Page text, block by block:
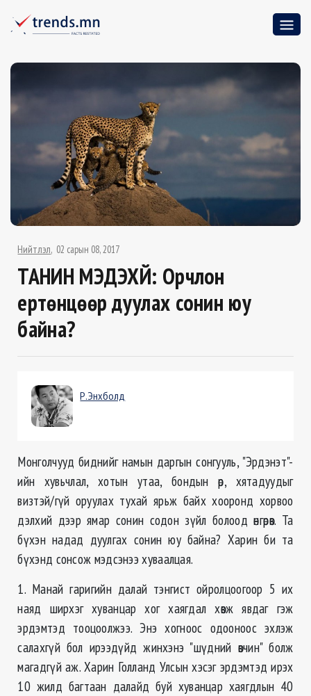
Нийтлэл 02 сарын 08, 2017
ТАНИН МЭДЭХҮЙ: Орчлон
ертөнцөөр дуулах сонин юу
байна?
Р.Энхболд
Монголчууд биднийг намын даргын сонгууль, "Эрдэнэт"-
ийн хувьчлал, хотын утаа, бондын өр, хятадуудыг
визтэй/гүй оруулах тухай ярьж байх хооронд хорвоо
дэлхий дээр ямар сонин содон зүйл болоод өнгөрөв. Та
бүхэн надад дуулгах сонин юу байна? Харин би та
бүхэнд сонсож мэдсэнээ хуваалцая.
1. Манай гаригийн далай тэнгист ойролцоогоор 5 их
наяд ширхэг хуванцар хог хаягдал хөвж явдаг гэж
эрдэмтэд тооцоолжээ. Энэ хогноос одооноос эхлэж
салахгүй бол ирээдүйд жинхэнэ "шүдний өвчин" болж
магадгүй аж. Харин Голланд Улсын хэсэг эрдэмтэд ирэх
10 жилд багтаан далайд буй хуванцар хаягдлын 40